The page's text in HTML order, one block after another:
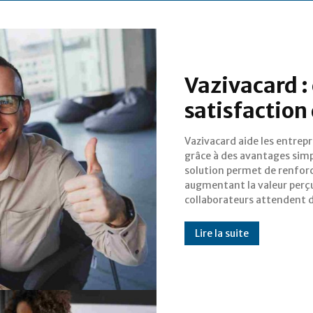
Vazivacard
satisfaction
Vazivacard aide les
grâce à des avantages
solution permet de
augmentant la valeur
collaborateurs attendent
Lire la suite